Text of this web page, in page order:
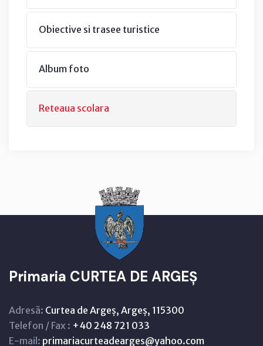
Obiective si trasee turistice
Album foto
Reteaua scolara
Primaria CURTEA DE ARGEȘ
Adresă: Curtea de Argeș, Argeș, 115300
Telefon / Fax : +40 248 721 033
E-mail: primariacurteadearges@yahoo.com